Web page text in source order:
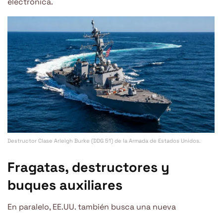
Destructor Clase Arleigh Burke (DDG 51) de la Armada de Estados Unidos.
Fragatas, destructores y
buques auxiliares
En paralelo, EE.UU. también busca una nueva